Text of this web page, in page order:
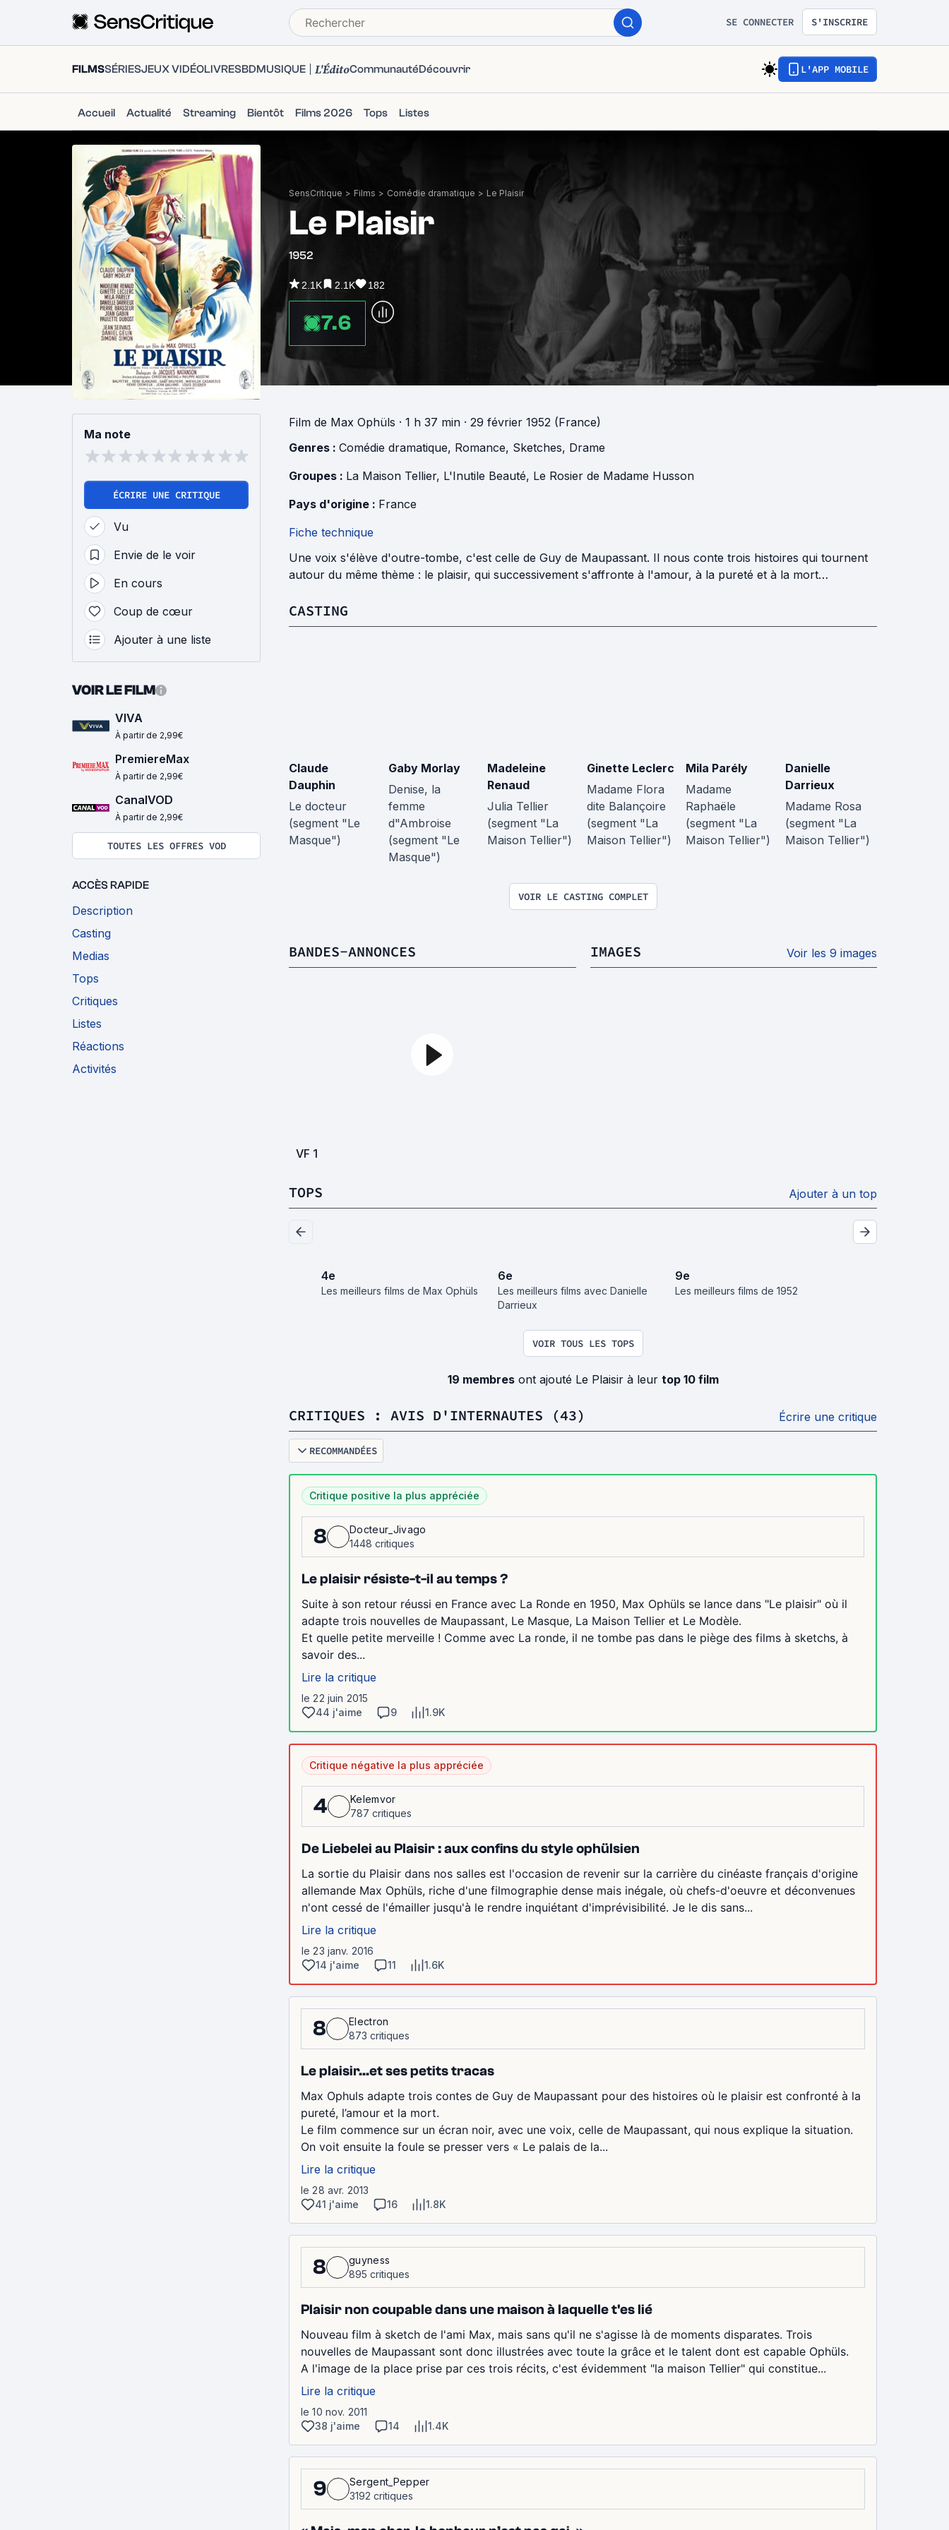
SE CONNECTER S'INSCRIRE
FILMSSÉRIESJEUX VIDÉOLIVRESBDMUSIQUE L'ÉditoCommunautéDécouvrir L'APP MOBILE
Accueil Actualité Streaming Bientôt Films 2026 Tops Listes
SensCritique > Films > Comédie dramatique > Le Plaisir
Le Plaisir
1952
2.1K 2.1K 182
7.6
Ma note
ÉCRIRE UNE CRITIQUE
Vu
Envie de le voir
En cours
Coup de cœur
Ajouter à une liste
VOIR LE FILM
VIVA
À partir de 2,99€
PremiereMax
À partir de 2,99€
CanalVOD
À partir de 2,99€
TOUTES LES OFFRES VOD
ACCÈS RAPIDE
Description
Casting
Medias
Tops
Critiques
Listes
Réactions
Activités
Film de Max Ophüls · 1 h 37 min · 29 février 1952 (France)
Genres : Comédie dramatique, Romance, Sketches, Drame
Groupes : La Maison Tellier, L'Inutile Beauté, Le Rosier de Madame Husson
Pays d'origine : France
Fiche technique
Une voix s'élève d'outre-tombe, c'est celle de Guy de Maupassant. Il nous conte trois histoires qui tournent
autour du même thème : le plaisir, qui successivement s'affronte à l'amour, à la pureté et à la mort…
CASTING
Claude
Dauphin
Le docteur
(segment "Le
Masque")
Gaby Morlay
Denise, la
femme
d"Ambroise
(segment "Le
Masque")
Madeleine
Renaud
Julia Tellier
(segment "La
Maison Tellier")
Ginette Leclerc
Madame Flora
dite Balançoire
(segment "La
Maison Tellier")
Mila Parély
Madame
Raphaële
(segment "La
Maison Tellier")
Danielle
Darrieux
Madame Rosa
(segment "La
Maison Tellier")
VOIR LE CASTING COMPLET
BANDES-ANNONCES
VF 1
IMAGES Voir les 9 images
TOPS Ajouter à un top
4e
Les meilleurs films de Max Ophüls
6e
Les meilleurs films avec Danielle
Darrieux
9e
Les meilleurs films de 1952
VOIR TOUS LES TOPS
19 membresont ajouté Le Plaisir à leur top 10 film
CRITIQUES : AVIS D'INTERNAUTES (43) Écrire une critique
RECOMMANDÉES
Critique positive la plus appréciée
8
Docteur_Jivago
1448 critiques
Le plaisir résiste-t-il au temps ?
Suite à son retour réussi en France avec La Ronde en 1950, Max Ophüls se lance dans "Le plaisir" où il
adapte trois nouvelles de Maupassant, Le Masque, La Maison Tellier et Le Modèle.
Et quelle petite merveille ! Comme avec La ronde, il ne tombe pas dans le piège des films à sketchs, à
savoir des...
Lire la critique
le 22 juin 2015
44 j'aime
9 1.9K
Critique négative la plus appréciée
4
Kelemvor
787 critiques
De Liebelei au Plaisir : aux confins du style ophülsien
La sortie du Plaisir dans nos salles est l'occasion de revenir sur la carrière du cinéaste français d'origine
allemande Max Ophüls, riche d'une filmographie dense mais inégale, où chefs-d'oeuvre et déconvenues
n'ont cessé de l'émailler jusqu'à le rendre inquiétant d'imprévisibilité. Je le dis sans...
Lire la critique
le 23 janv. 2016
14 j'aime
11 1.6K
8
Electron
873 critiques
Le plaisir...et ses petits tracas
Max Ophuls adapte trois contes de Guy de Maupassant pour des histoires où le plaisir est confronté à la
pureté, l’amour et la mort.
Le film commence sur un écran noir, avec une voix, celle de Maupassant, qui nous explique la situation.
On voit ensuite la foule se presser vers « Le palais de la...
Lire la critique
le 28 avr. 2013
41 j'aime
16 1.8K
8
guyness
895 critiques
Plaisir non coupable dans une maison à laquelle t'es lié
Nouveau film à sketch de l'ami Max, mais sans qu'il ne s'agisse là de moments disparates. Trois
nouvelles de Maupassant sont donc illustrées avec toute la grâce et le talent dont est capable Ophüls.
A l'image de la place prise par ces trois récits, c'est évidemment "la maison Tellier" qui constitue...
Lire la critique
le 10 nov. 2011
38 j'aime
14 1.4K
9
Sergent_Pepper
3192 critiques